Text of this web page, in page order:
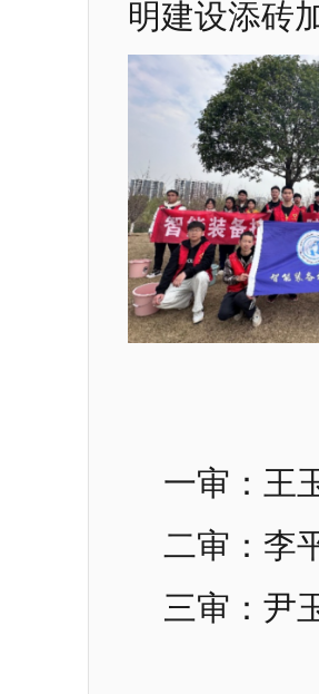
明建设添砖
一审：王
二审：李
三审：尹